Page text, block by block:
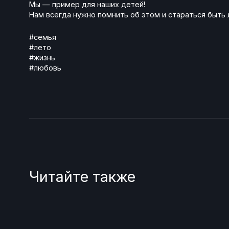
Мы — пример для наших детей!
Нам всегда нужно помнить об этом и стараться быть
#семья
#лето
#жизнь
#любовь
Читайте также